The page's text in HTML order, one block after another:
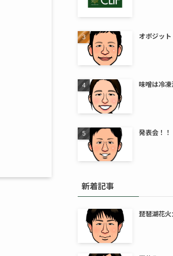
オポジット
味噌は冷凍
発表会！！
新着記事
琵琶湖花